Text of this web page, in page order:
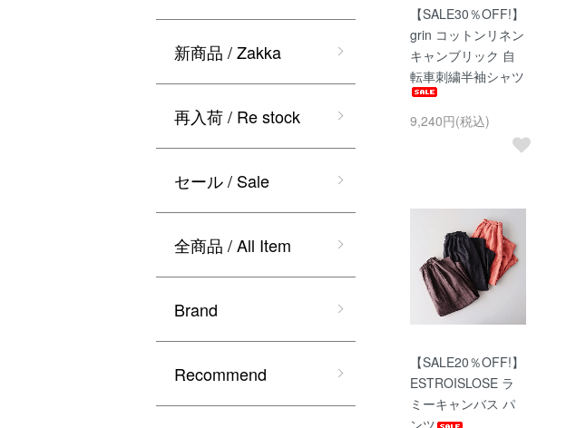
【SALE30％OFF!】
grin コットンリネン
キャンブリック 自
転車刺繍半袖シャツ
9,240円(税込)
【SALE20％OFF!】
ESTROISLOSE ラ
ミーキャンバス パ
ンツ
新商品 / Zakka
再入荷 / Re stock
セール / Sale
全商品 / All Item
Brand
Recommend